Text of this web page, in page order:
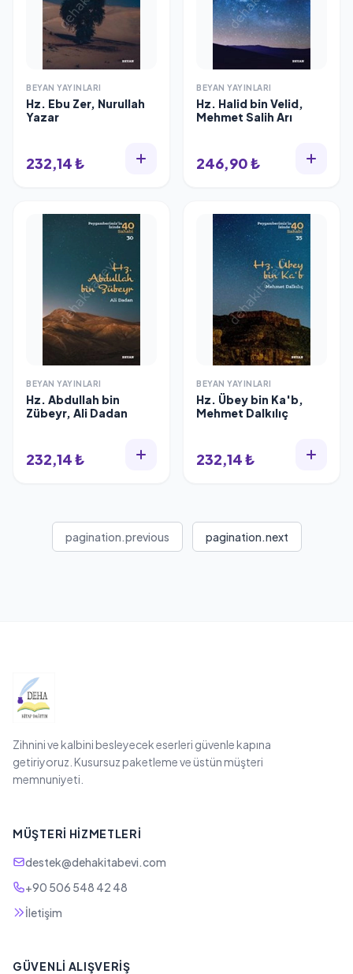
BEYAN YAYINLARI
Hz. Ebu Zer, Nurullah
Yazar
232,14 ₺
BEYAN YAYINLARI
Hz. Halid bin Velid,
Mehmet Salih Arı
246,90 ₺
BEYAN YAYINLARI
Hz. Abdullah bin
Zübeyr, Ali Dadan
232,14 ₺
BEYAN YAYINLARI
Hz. Übey bin Ka'b,
Mehmet Dalkılıç
232,14 ₺
pagination.previous pagination.next
Zihnini ve kalbini besleyecek eserleri güvenle kapına
getiriyoruz. Kusursuz paketleme ve üstün müşteri
memnuniyeti.
MÜŞTERI HIZMETLERI
destek@dehakitabevi.com
+90 506 548 42 48
İletişim
GÜVENLI ALIŞVERIŞ